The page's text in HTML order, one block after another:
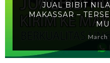
JUAL BIBIT
MAKASSAR –
March